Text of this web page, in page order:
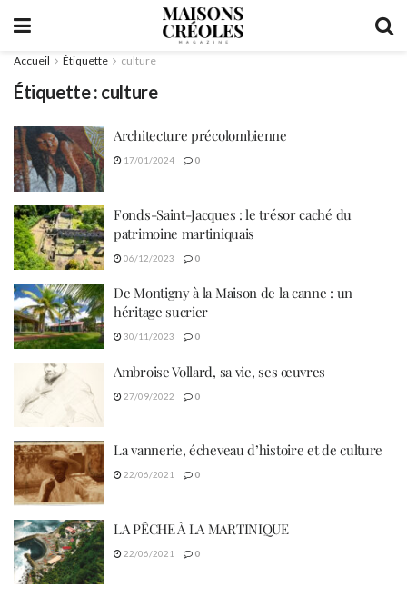
Accueil Étiquette culture
Étiquette : culture
Architecture précolombienne
17/01/2024 0
Fonds-Saint-Jacques : le trésor caché du
patrimoine martiniquais
06/12/2023 0
De Montigny à la Maison de la canne : un
héritage sucrier
30/11/2023 0
Ambroise Vollard, sa vie, ses œuvres
27/09/2022 0
La vannerie, écheveau d’histoire et de culture
22/06/2021 0
LA PÊCHE À LA MARTINIQUE
22/06/2021 0